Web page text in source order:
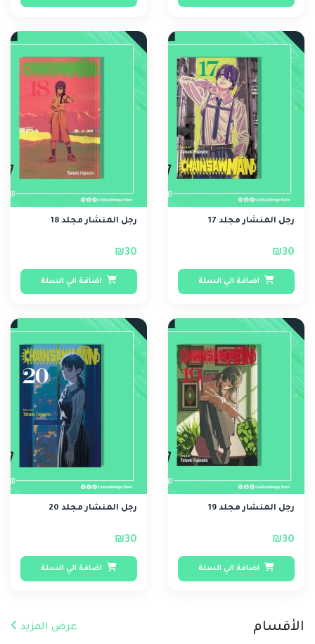
رجل المنشار مجلد 17
₪30
اضافة الي السلة
رجل المنشار مجلد 18
₪30
اضافة الي السلة
رجل المنشار مجلد 19
₪30
اضافة الي السلة
رجل المنشار مجلد 20
₪30
اضافة الي السلة
الأقسام عرض المزيد